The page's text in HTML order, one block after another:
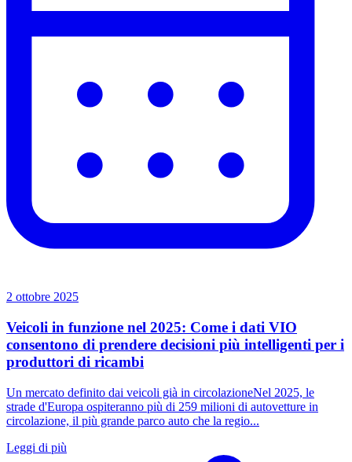
2 ottobre 2025
Veicoli in funzione nel 2025: Come i dati VIO
consentono di prendere decisioni più intelligenti per i
produttori di ricambi
Un mercato definito dai veicoli già in circolazioneNel 2025, le
strade d'Europa ospiteranno più di 259 milioni di autovetture in
circolazione, il più grande parco auto che la regio...
Leggi di più